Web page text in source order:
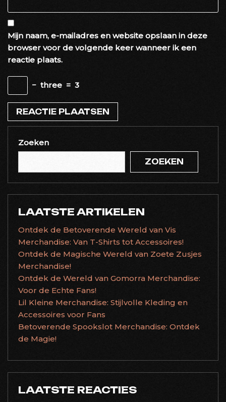
Mijn naam, e-mailadres en website opslaan in deze
browser voor de volgende keer wanneer ik een
reactie plaats.
− three = 3
Zoeken
ZOEKEN
LAATSTE ARTIKELEN
Ontdek de Betoverende Wereld van Vis
Merchandise: Van T-Shirts tot Accessoires!
Ontdek de Magische Wereld van Zoete Zusjes
Merchandise!
Ontdek de Wereld van Gomorra Merchandise:
Voor de Echte Fans!
Lil Kleine Merchandise: Stijlvolle Kleding en
Accessoires voor Fans
Betoverende Spookslot Merchandise: Ontdek
de Magie!
LAATSTE REACTIES